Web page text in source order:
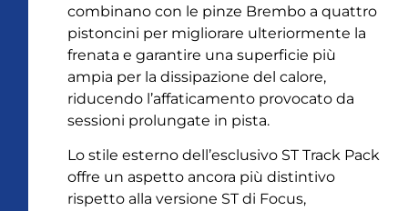
combinano con le pinze Brembo a quattro
pistoncini per migliorare ulteriormente la
frenata e garantire una superficie più
ampia per la dissipazione del calore,
riducendo l’affaticamento provocato da
sessioni prolungate in pista.
Lo stile esterno dell’esclusivo ST Track Pack
offre un aspetto ancora più distintivo
rispetto alla versione ST di Focus,